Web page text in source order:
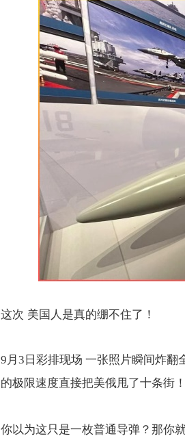
这次 美国人是真的绷不住了！
9 月 3 日彩排现场 一张照片瞬间炸翻
的极限速度直接把美俄甩了十条街！
你以为这只是一枚普通导弹？那你就